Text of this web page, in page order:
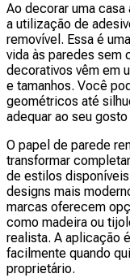
Ao decorar uma
a utilização de
removível. Essa é
vida às paredes sem
decorativos vêm em
e tamanhos. Você
geométricos até
adequar ao seu
O papel de parede
transformar
de estilos
designs mais
marcas oferecem
como madeira ou
realista. A aplicação
facilmente quando
proprietário.